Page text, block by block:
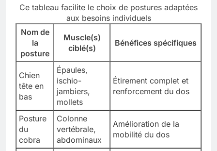
Ce tableau facilite le choix de postures adaptées
aux besoins individuels
Nom de
la
posture
Muscle(s)
ciblé(s)
Bénéfices spécifiques
Chien
tête en
bas
Épaules,
ischio-
jambiers,
mollets
Étirement complet et
renforcement du dos
Posture
du
cobra
Colonne
vertébrale,
abdominaux
Amélioration de la
mobilité du dos